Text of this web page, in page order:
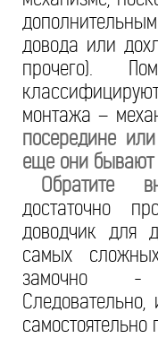
довода или
прочего).
монтажа –
посередине
еще они
Обратите
достаточно
доводчик для
самых
замочно -
Следовательно,
самостоятельно